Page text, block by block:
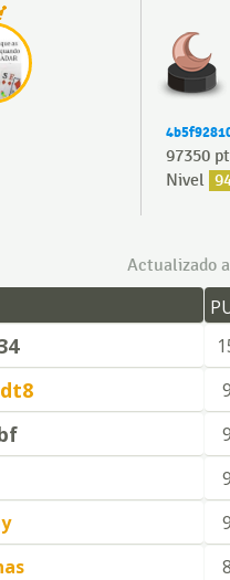
97350
Nivel
Actualizado